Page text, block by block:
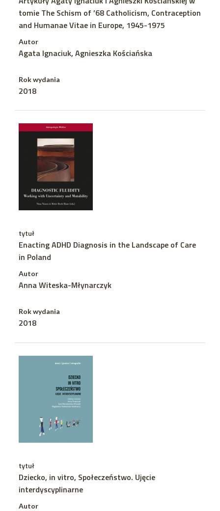
tomie The Schism of ’68 Catholicism, Contraception
and Humanae Vitae in Europe, 1945-1975
Autor
Agata Ignaciuk, Agnieszka Kościańska
Rok wydania
2018
tytuł
Enacting ADHD Diagnosis in the Landscape of Care
in Poland
Autor
Anna Witeska-Młynarczyk
Rok wydania
2018
tytuł
Dziecko, in vitro, Społeczeństwo. Ujęcie
interdyscyplinarne
Autor